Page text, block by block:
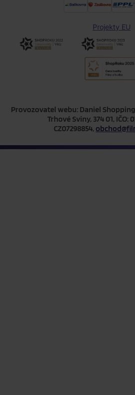
Projekty EU
Provozovatel webu: Daniel Shopping
Trhové Sviny, 374 01, IČO:
CZ07298854,